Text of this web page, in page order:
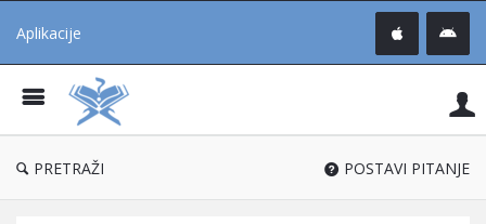
Aplikacije
®
PRETRAŽI POSTAVI PITANJE